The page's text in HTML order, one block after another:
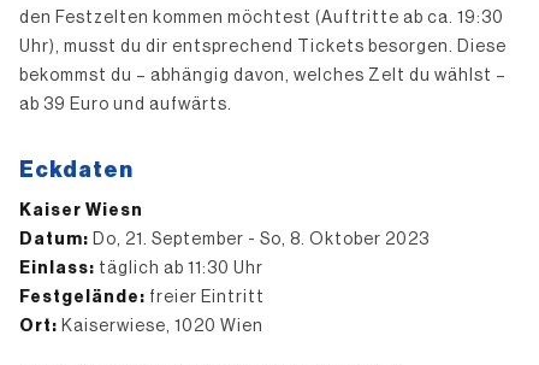
den Festzelten kommen möchtest (Auftritte ab ca. 19:30
Uhr), musst du dir entsprechend Tickets besorgen. Diese
bekommst du – abhängig davon, welches Zelt du wählst –
ab 39 Euro und aufwärts.
Eckdaten
Kaiser Wiesn
Datum: Do, 21. September - So, 8. Oktober 2023
Einlass: täglich ab 11:30 Uhr
Festgelände: freier Eintritt
Ort: Kaiserwiese, 1020 Wien